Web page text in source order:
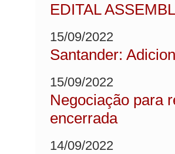
EDITAL
15/09/2022
Santander:
15/09/2022
Negociação para
encerrada
14/09/2022